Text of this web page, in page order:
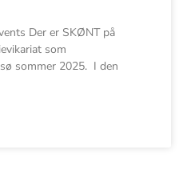
Der er SKØNT på
som
sommer 2025. I den